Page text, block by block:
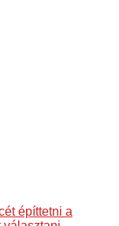
építtetni a